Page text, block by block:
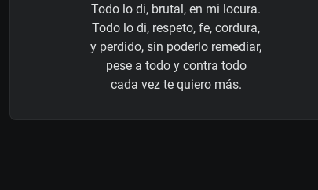
Todo lo di, brutal, en mi locura.
Todo lo di, respeto, fe, cordura,
y perdido, sin poderlo remediar,
pese a todo y contra todo
cada vez te quiero más.